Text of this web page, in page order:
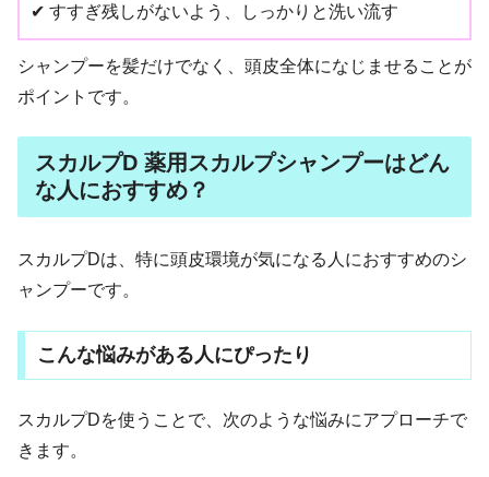
✔ すすぎ残しがないよう、しっかりと洗い流す
シャンプーを髪だけでなく、頭皮全体になじませることが
ポイントです。
スカルプD 薬用スカルプシャンプーはどん
な人におすすめ？
スカルプDは、特に頭皮環境が気になる人におすすめのシ
ャンプーです。
こんな悩みがある人にぴったり
スカルプDを使うことで、次のような悩みにアプローチで
きます。